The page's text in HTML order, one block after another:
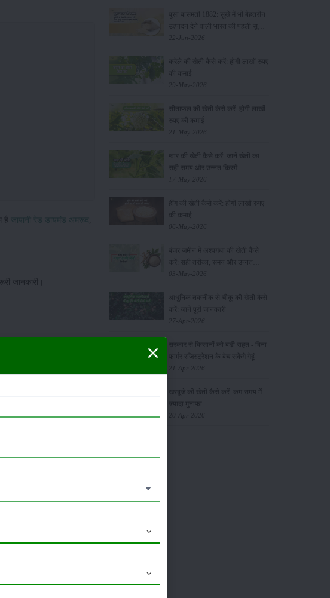
है जापानी रेड डायमंड अमरूद
जानकारी।
उपयुक्त होता है। तापमान
मिट्टी का पीएच 7 से 8 के
है।
देना चाहिए। इससे फल सही
पूसा बासमती 1882: सूखे में भी बेहतरीन
उत्पादन देने वाली भारत की पहली सूखा-
सहिष्णु बासमती किस्म
22-Jun-2026
करेले की खेती कैसे करें: होगी लाखों रुपए
की कमाई
29-May-2026
सीताफल की खेती कैसे करें: होगी लाखों
रुपए की कमाई
21-May-2026
ग्वार की खेती कैसे करें: जानें खेती का
सही समय और उन्नत किस्में
17-May-2026
हींग की खेती कैसे करें: होंगी लाखों रुपए
की कमाई
06-May-2026
बंजर जमीन में अश्वगंधा की खेती कैसे
करें: सही तरीका, समय और उन्नत
तकनीकें
03-May-2026
आधुनिक तकनीक से चीकू की खेती कैसे
करें: जानें पूरी जानकारी
27-Apr-2026
सरकार से किसानों को बड़ी राहत - बिना
फार्मर रजिस्ट्रेशन के बेच सकेंगे गेहूं
21-Apr-2026
खरबूजे की खेती कैसे करें: कम समय में
ज्यादा मुनाफा
20-Apr-2026